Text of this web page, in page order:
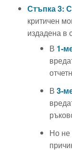
Стъпка 3:
критичен
издадена в
В 1-
В 3-
Но не